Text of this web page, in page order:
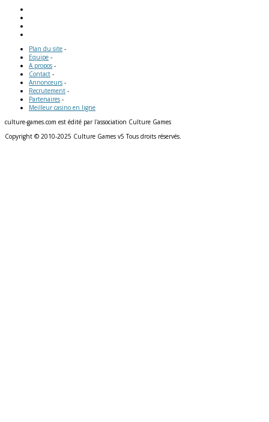
Plan du site -
Equipe -
A propos -
Contact -
Annonceurs -
Recrutement -
Partenaires -
Meilleur casino en ligne
culture-games.com est édité par l'association Culture Games
Copyright © 2010-2025 Culture Games v5 Tous droits réservés.